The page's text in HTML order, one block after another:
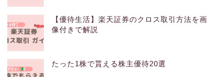
【優待生活】楽天証券のクロス取引方法を画
像付きで解説
たった1株で貰える株主優待20選